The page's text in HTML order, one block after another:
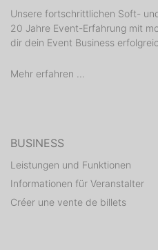
Unsere fortschrittlichen Soft-
20 Jahre Event-Erfahrung mit
dir dein Event Business
Mehr erfahren ...
BUSINESS
Leistungen und Funktionen
Informationen für Veranstalter
Créer une vente de billets